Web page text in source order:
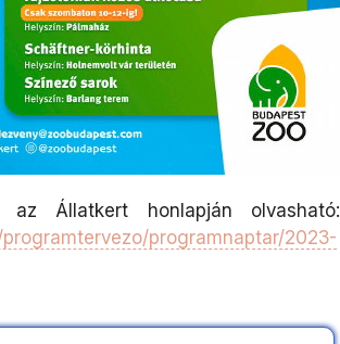
Állatkert honlapján olvasható:
programnaptar/2023-